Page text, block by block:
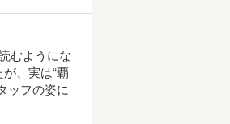
むようにな
、実は“覇
ッフの姿に